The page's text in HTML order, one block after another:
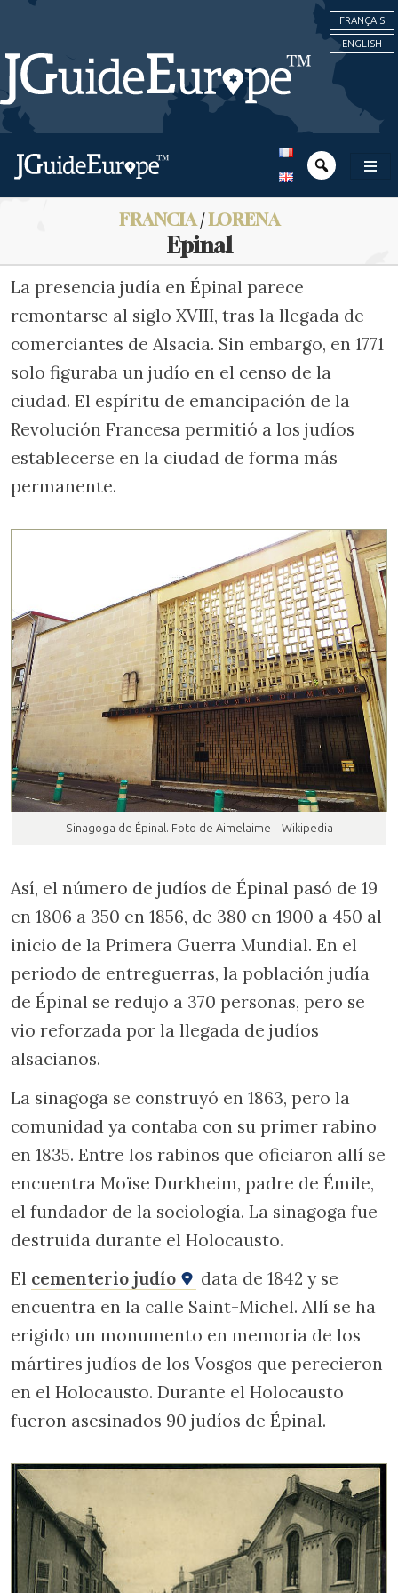
FRANÇAIS
ENGLISH
FRANCIA/LORENA
Epinal
La presencia judía en Épinal parece
remontarse al siglo XVIII, tras la llegada de
comerciantes de Alsacia. Sin embargo, en 1771
solo figuraba un judío en el censo de la
ciudad. El espíritu de emancipación de la
Revolución Francesa permitió a los judíos
establecerse en la ciudad de forma más
permanente.
Sinagoga de Épinal. Foto de Aimelaime – Wikipedia
Así, el número de judíos de Épinal pasó de 19
en 1806 a 350 en 1856, de 380 en 1900 a 450 al
inicio de la Primera Guerra Mundial. En el
periodo de entreguerras, la población judía
de Épinal se redujo a 370 personas, pero se
vio reforzada por la llegada de judíos
alsacianos.
La sinagoga se construyó en 1863, pero la
comunidad ya contaba con su primer rabino
en 1835. Entre los rabinos que oficiaron allí se
encuentra Moïse Durkheim, padre de Émile,
el fundador de la sociología. La sinagoga fue
destruida durante el Holocausto.
El cementerio judío
data de 1842 y se
encuentra en la calle Saint-Michel. Allí se ha
erigido un monumento en memoria de los
mártires judíos de los Vosgos que perecieron
en el Holocausto. Durante el Holocausto
fueron asesinados 90 judíos de Épinal.